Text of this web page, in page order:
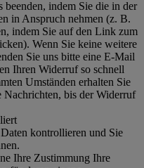
beenden, indem Sie die in der
in Anspruch nehmen (z. B.
indem Sie auf den Link zum
Wenn Sie keine weitere
Sie uns bitte eine E-Mail
Ihren Widerruf so schnell
Umständen erhalten Sie
Nachrichten, bis der Widerruf
kontrollieren und Sie
Ihre Zustimmung Ihre